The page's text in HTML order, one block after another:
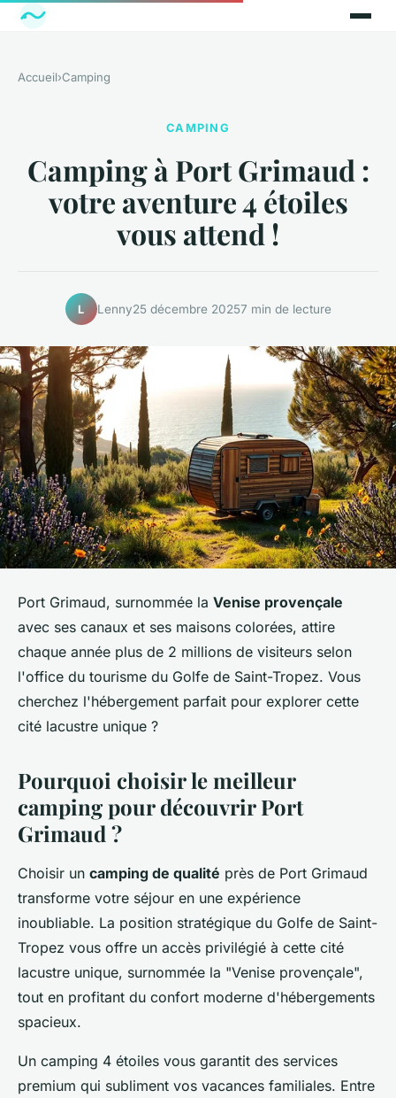
Accueil›Camping
CAMPING
Camping à Port Grimaud :
votre aventure 4 étoiles
vous attend !
L Lenny25 décembre 20257 min de lecture
Port Grimaud, surnommée la Venise provençale
avec ses canaux et ses maisons colorées, attire
chaque année plus de 2 millions de visiteurs selon
l'office du tourisme du Golfe de Saint-Tropez. Vous
cherchez l'hébergement parfait pour explorer cette
cité lacustre unique ?
Pourquoi choisir le meilleur
camping pour découvrir Port
Grimaud ?
Choisir un camping de qualité près de Port Grimaud
transforme votre séjour en une expérience
inoubliable. La position stratégique du Golfe de Saint-
Tropez vous offre un accès privilégié à cette cité
lacustre unique, surnommée la "Venise provençale",
tout en profitant du confort moderne d'hébergements
spacieux.
Un camping 4 étoiles vous garantit des services
premium qui subliment vos vacances familiales. Entre